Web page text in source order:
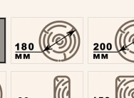
160Оциліндрований 180
220Профільований 60